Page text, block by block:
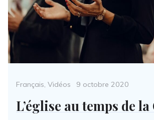
Categories
Français, Vidéos
Posted
9 octobre 2020
L’église au temps de